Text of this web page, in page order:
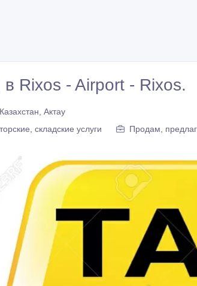
Rixos - Airport - Rixos.
Казахстан, Актау
складские услуги
Продам,